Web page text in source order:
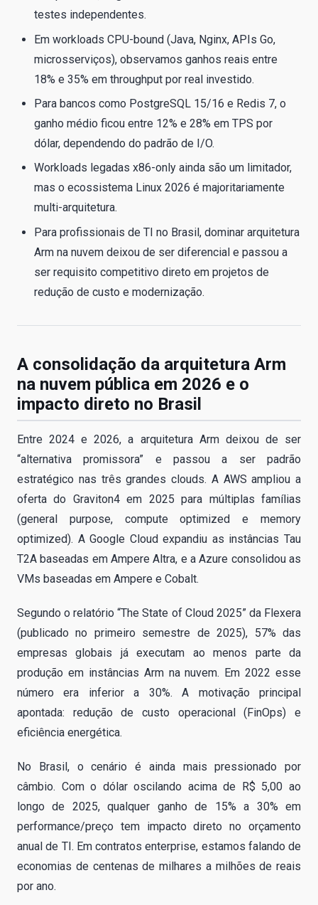
testes independentes.
Em workloads CPU-bound (Java, Nginx, APIs Go,
microsserviços), observamos ganhos reais entre
18% e 35% em throughput por real investido.
Para bancos como PostgreSQL 15/16 e Redis 7, o
ganho médio ficou entre 12% e 28% em TPS por
dólar, dependendo do padrão de I/O.
Workloads legadas x86-only ainda são um limitador,
mas o ecossistema Linux 2026 é majoritariamente
multi-arquitetura.
Para profissionais de TI no Brasil, dominar arquitetura
Arm na nuvem deixou de ser diferencial e passou a
ser requisito competitivo direto em projetos de
redução de custo e modernização.
A consolidação da arquitetura Arm
na nuvem pública em 2026 e o
impacto direto no Brasil
Entre 2024 e 2026, a arquitetura Arm deixou de ser
“alternativa promissora” e passou a ser padrão
estratégico nas três grandes clouds. A AWS ampliou a
oferta do Graviton4 em 2025 para múltiplas famílias
(general purpose, compute optimized e memory
optimized). A Google Cloud expandiu as instâncias Tau
T2A baseadas em Ampere Altra, e a Azure consolidou as
VMs baseadas em Ampere e Cobalt.
Segundo o relatório “The State of Cloud 2025” da Flexera
(publicado no primeiro semestre de 2025), 57% das
empresas globais já executam ao menos parte da
produção em instâncias Arm na nuvem. Em 2022 esse
número era inferior a 30%. A motivação principal
apontada: redução de custo operacional (FinOps) e
eficiência energética.
No Brasil, o cenário é ainda mais pressionado por
câmbio. Com o dólar oscilando acima de R$ 5,00 ao
longo de 2025, qualquer ganho de 15% a 30% em
performance/preço tem impacto direto no orçamento
anual de TI. Em contratos enterprise, estamos falando de
economias de centenas de milhares a milhões de reais
por ano.